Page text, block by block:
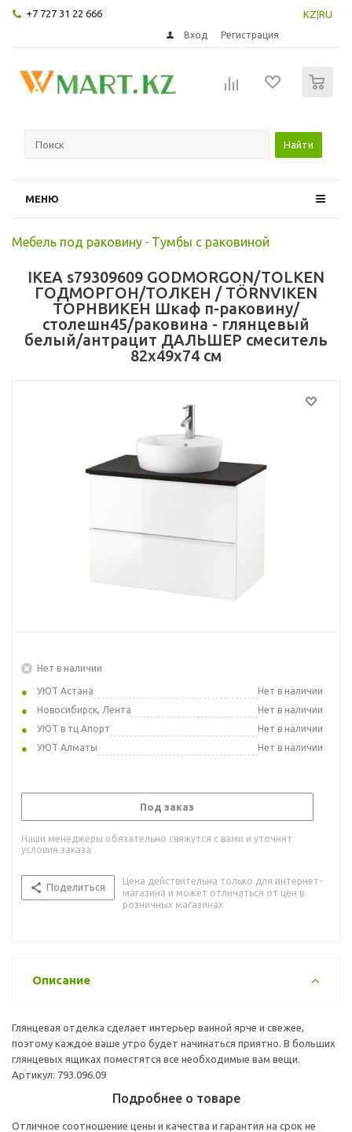
+7 727 31 22 666 KZ RU
Вход Регистрация
Найти
МЕНЮ
Мебель под раковину - Тумбы с раковиной
IKEA s79309609 GODMORGON/TOLKEN
ГОДМОРГОН/ТОЛКЕН / TÖRNVIKEN
ТОРНВИКЕН Шкаф п-раковину/
столешн45/раковина - глянцевый
белый/антрацит ДАЛЬШЕР смеситель
82x49x74 см
Нет в наличии
УЮТ Астана
Нет в наличии
Новосибирск, Лента
Нет в наличии
УЮТ в тц Апорт
Нет в наличии
УЮТ Алматы
Нет в наличии
Под заказ
Наши менеджеры обязательно свяжутся с вами и уточнят
условия заказа
Поделиться
Цена действительна только для интернет-
магазина и может отличаться от цен в
розничных магазинах
Описание
Глянцевая отделка сделает интерьер ванной ярче и свежее,
поэтому каждое ваше утро будет начинаться приятно. В больших
глянцевых ящиках поместятся все необходимые вам вещи.
Артикул: 793.096.09
Подробнее о товаре
Отличное соотношение цены и качества и гарантия на срок не